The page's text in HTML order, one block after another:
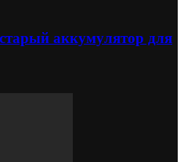
аккумулятор для